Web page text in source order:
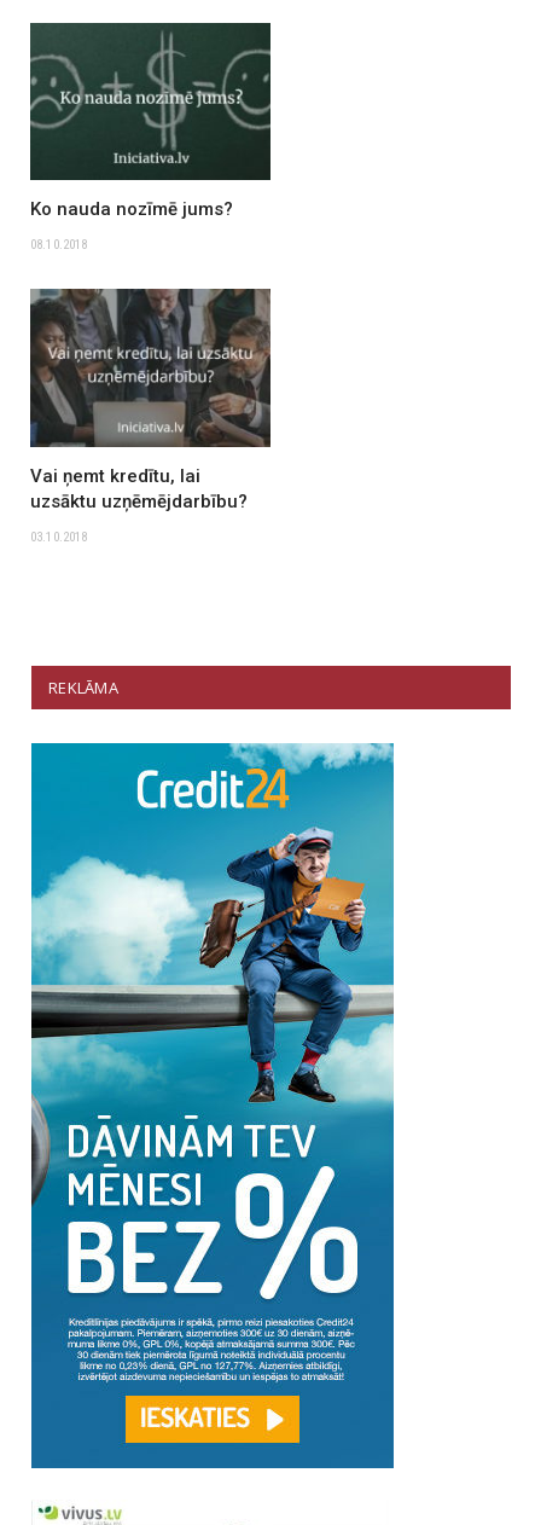
Ko nauda nozīmē jums?
08.10.2018
Vai ņemt kredītu, lai
uzsāktu uzņēmējdarbību?
03.10.2018
REKLĀMA